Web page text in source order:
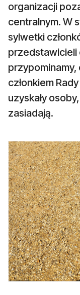
organizacji
centralnym. W
sylwetki
przedstawicieli
członkiem
uzyskały
zasiadają.